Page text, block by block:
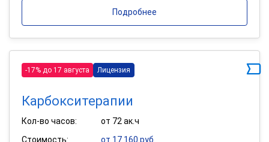
Подробнее
-17% до 17 августа Лицензия
Карбокситерапии
Кол-во часов:
от 72 ак.ч
Стоимость:
от 17 160 руб.